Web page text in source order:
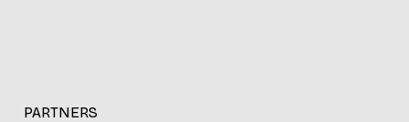
PARTNERS